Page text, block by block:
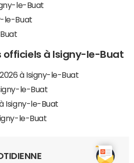
le-Buat
le-Buat
officiels à Isigny-le-Buat
à Isigny-le-Buat
le-Buat
Isigny-le-Buat
le-Buat